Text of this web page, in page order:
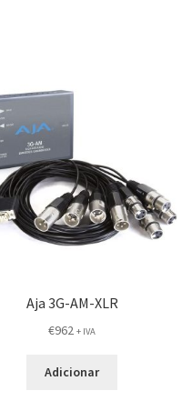
Aja 3G-AM-XLR
€962 + IVA
Adicionar